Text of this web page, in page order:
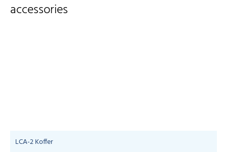
accessories
LCA-2 Koffer